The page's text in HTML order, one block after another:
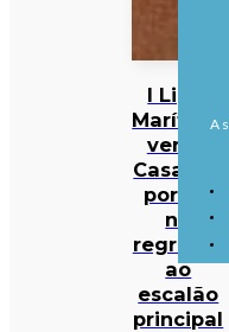
I Liga:
Marítimo
vence
Casa Pia
por 1-0
no
regresso
ao
escalão
principal
A